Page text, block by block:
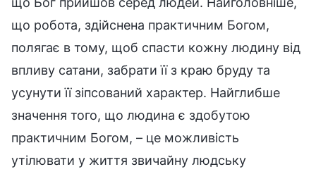
що робота, здійснена практичним Богом,
полягає в тому, щоб спасти кожну людину від
впливу сатани, забрати її з краю бруду та
усунути її зіпсований характер. Найглибше
значення того, що людина є здобутою
практичним Богом, – це можливість
утілювати у життя звичайну людську